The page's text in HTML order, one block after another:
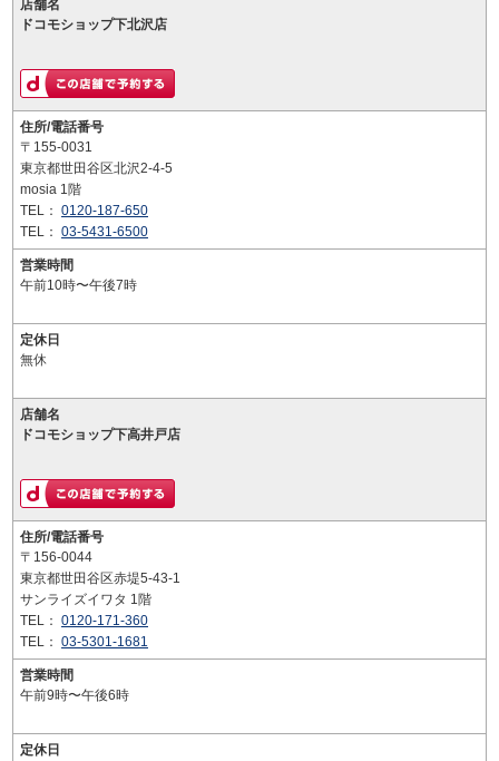
店舗名
ドコモショップ下北沢店
住所/電話番号
〒155-0031
東京都世田谷区北沢2-4-5
mosia 1階
TEL： 0120-187-650
TEL： 03-5431-6500
営業時間
午前10時〜午後7時
定休日
無休
店舗名
ドコモショップ下高井戸店
住所/電話番号
〒156-0044
東京都世田谷区赤堤5-43-1
サンライズイワタ 1階
TEL： 0120-171-360
TEL： 03-5301-1681
営業時間
午前9時〜午後6時
定休日